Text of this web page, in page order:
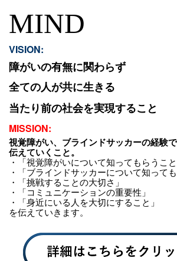
MIND
VISION:
障がいの有無に関わらず
全ての人が共に生きる
当たり前の社会を実現すること
MISSION:
視覚障がい、ブラインドサッカーの経験
伝えていくこと。
・「視覚障がいについて知ってもらうこと
・「ブラインドサッカーについて知っても
・「挑戦することの大切さ」
・「コミュニケーションの重要性」
・「身近にいる人を大切にすること」
を伝えていきます。